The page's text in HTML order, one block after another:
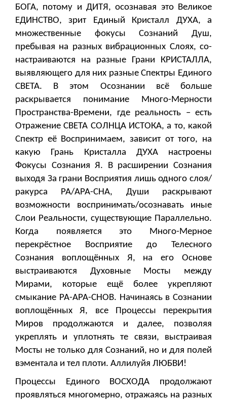
БОГА, потому и ДИТЯ, осознавая это Великое
ЕДИНСТВО, зрит Единый Кристалл ДУХА, а
множественные фокусы Сознаний Душ,
пребывая на разных вибрационных Слоях, со-
настраиваются на разные Грани КРИСТАЛЛА,
выявляющего для них разные Спектры Единого
СВЕТА. В этом Осознании всё больше
раскрывается понимание Много-Мерности
Пространства-Времени, где реальность – есть
Отражение СВЕТА СОЛНЦА ИСТОКА, а то, какой
Спектр её Воспринимаем, зависит от того, на
какую Грань Кристалла ДУХА настроены
Фокусы Сознания Я. В расширении Сознания
выходя За грани Восприятия лишь одного слоя/
ракурса РА/АРА-СНА, Души раскрывают
возможности воспринимать/осознавать иные
Слои Реальности, существующие Параллельно.
Когда появляется это Много-Мерное
перекрёстное Восприятие до Телесного
Сознания воплощённых Я, на его Основе
выстраиваются Духовные Мосты между
Мирами, которые ещё более укрепляют
смыкание РА-АРА-СНОВ. Начинаясь в Сознании
воплощённых Я, все Процессы перекрытия
Миров продолжаются и далее, позволяя
укреплять и уплотнять те связи, выстраивая
Мосты не только для Сознаний, но и для полей
вэментала и тел плоти. Аллилуйя ЛЮБВИ!
Процессы Единого ВОСХОДА продолжают
проявляться многомерно, отражаясь на разных